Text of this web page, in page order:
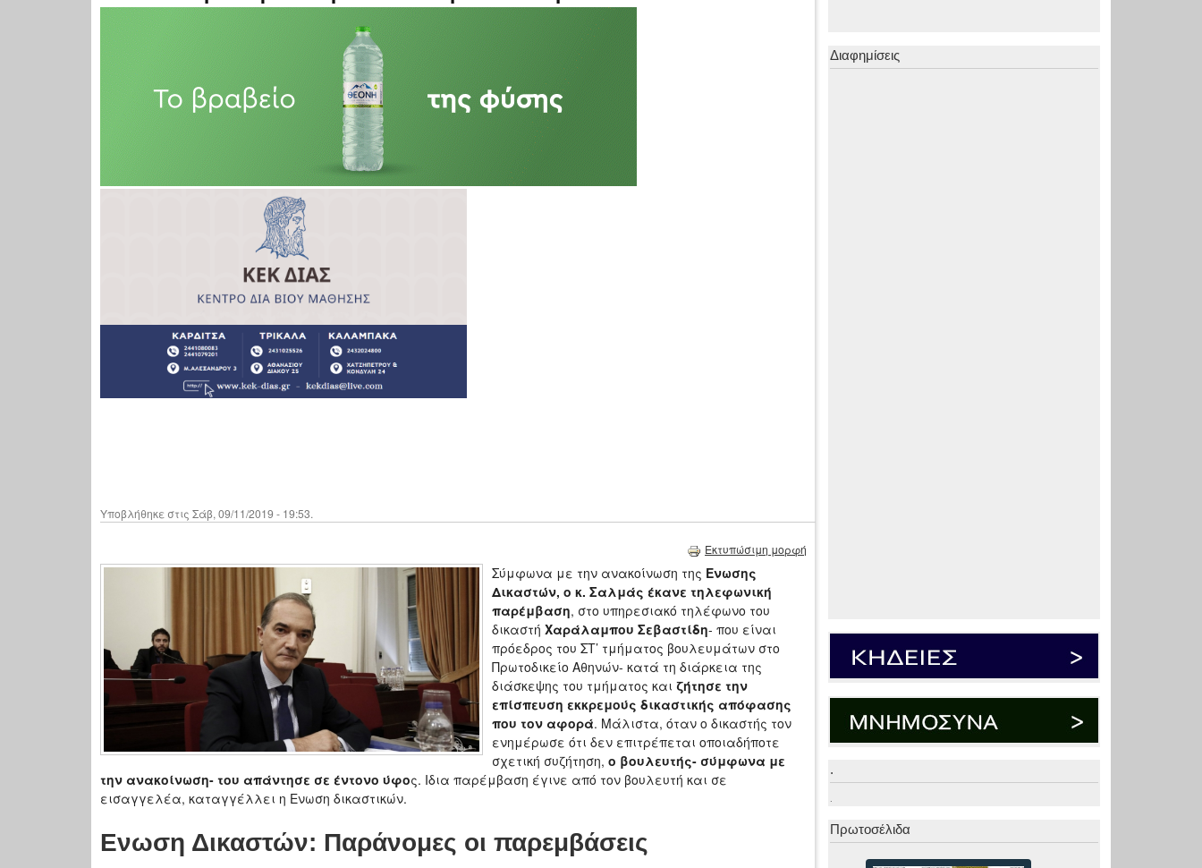
Υποβλήθηκε στις Σάβ, 09/11/2019 - 19:53.
Εκτυπώσιμη μορφή
Σύμφωνα με την ανακοίνωση της Ενωσης
Δικαστών, ο κ. Σαλμάς έκανε τηλεφωνική
παρέμβαση, στο υπηρεσιακό τηλέφωνο του
δικαστή Χαράλαμπου Σεβαστίδη- που είναι
πρόεδρος του ΣΤ’ τμήματος βουλευμάτων στο
Πρωτοδικείο Αθηνών- κατά τη διάρκεια της
διάσκεψης του τμήματος και ζήτησε την
επίσπευση εκκρεμούς δικαστικής απόφασης
που τον αφορά. Μάλιστα, όταν ο δικαστής τον
ενημέρωσε ότι δεν επιτρέπεται οποιαδήποτε
σχετική συζήτηση, ο βουλευτής- σύμφωνα με
την ανακοίνωση- του απάντησε σε έντονο ύφος. Ιδια παρέμβαση έγινε από τον βουλευτή και σε
εισαγγελέα, καταγγέλλει η Ενωση δικαστικών.
Ενωση Δικαστών: Παράνομες οι παρεμβάσεις
Διαφημίσεις
.
.
Πρωτοσέλιδα